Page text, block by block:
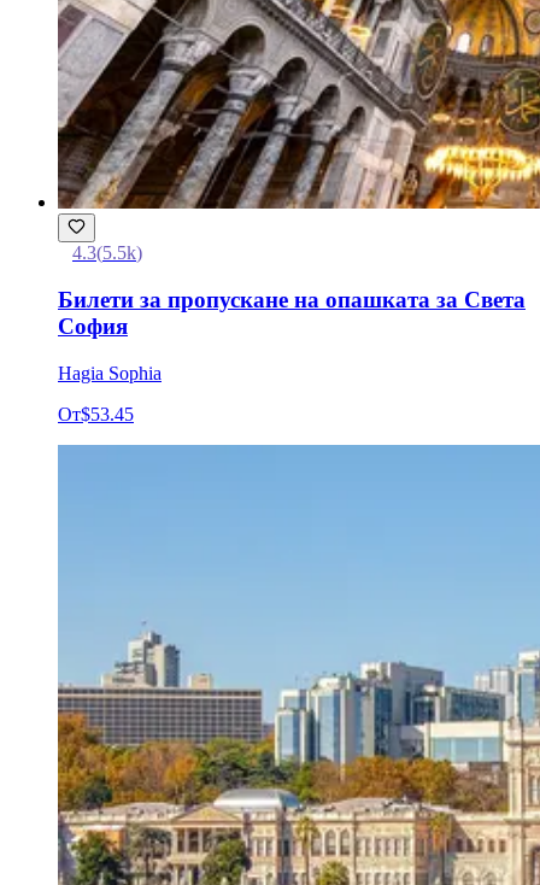
4.3(5.5k)
Билети за пропускане на опашката за Света
София
Hagia Sophia
От$53.45